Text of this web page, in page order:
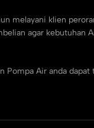
melayani klien
agar kebutuhan
Pompa Air anda dapat